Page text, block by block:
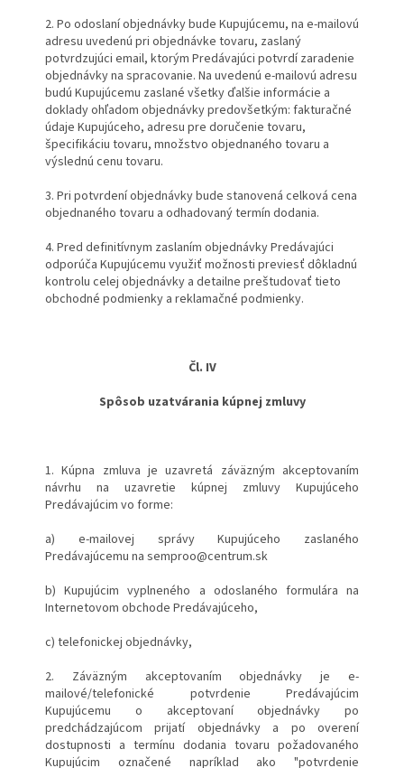
2. Po odoslaní objednávky bude Kupujúcemu, na e-mailovú
adresu uvedenú pri objednávke tovaru, zaslaný
potvrdzujúci email, ktorým Predávajúci potvrdí zaradenie
objednávky na spracovanie. Na uvedenú e-mailovú adresu
budú Kupujúcemu zaslané všetky ďalšie informácie a
doklady ohľadom objednávky predovšetkým: fakturačné
údaje Kupujúceho, adresu pre doručenie tovaru,
špecifikáciu tovaru, množstvo objednaného tovaru a
výslednú cenu tovaru.
3. Pri potvrdení objednávky bude stanovená celková cena
objednaného tovaru a odhadovaný termín dodania.
4. Pred definitívnym zaslaním objednávky Predávajúci
odporúča Kupujúcemu využiť možnosti previesť dôkladnú
kontrolu celej objednávky a detailne preštudovať tieto
obchodné podmienky a reklamačné podmienky.
Čl. IV
Spôsob uzatvárania kúpnej zmluvy
1. Kúpna zmluva je uzavretá záväzným akceptovaním
návrhu na uzavretie kúpnej zmluvy Kupujúceho
Predávajúcim vo forme:
a) e-mailovej správy Kupujúceho zaslaného
Predávajúcemu na semproo@centrum.sk
b) Kupujúcim vyplneného a odoslaného formulára na
Internetovom obchode Predávajúceho,
c) telefonickej objednávky,
2. Záväzným akceptovaním objednávky je e-
mailové/telefonické potvrdenie Predávajúcim
Kupujúcemu o akceptovaní objednávky po
predchádzajúcom prijatí objednávky a po overení
dostupnosti a termínu dodania tovaru požadovaného
Kupujúcim označené napríklad ako "potvrdenie